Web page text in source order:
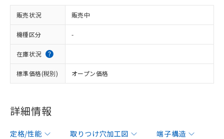
販売状況 販売中
機種区分 -
在庫状況
標準価格(税別) オープン価格
詳細情報
定格/性能 取りつけ穴加工図
端子構造